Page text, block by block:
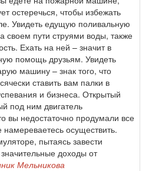
остеречься, чтобы избежать
Увидеть едущую поливальную
пути струями воды, также
Ехать на ней – значит в
помощь друзьям. Увидеть
машину – знак того, что
ставить вам палки в
и бизнеса. Открытый
под ним двигатель
вы недостаточно продумали все
намереваетесь осуществить.
пытаясь завести
доходы от
Мельникова